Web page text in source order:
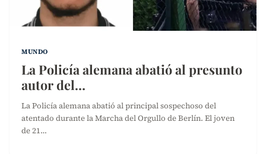
MUNDO
La Policía alemana abatió al presunto
autor del…
La Policía alemana abatió al principal sospechoso del
atentado durante la Marcha del Orgullo de Berlín. El joven
de 21…